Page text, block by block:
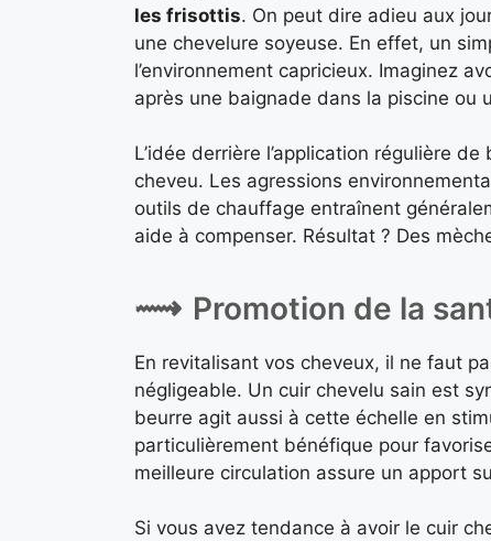
les frisottis. On peut dire adieu aux
une chevelure soyeuse. En effet, un
l’environnement capricieux. Imaginez
après une baignade dans la piscine ou
L’idée derrière l’application régulière
cheveu. Les agressions
outils de chauffage entraînent
aide à compenser. Résultat ? Des
Promotion de la
En revitalisant vos cheveux, il ne faut
négligeable. Un cuir chevelu sain est
beurre agit aussi à cette échelle en
particulièrement bénéfique pour
meilleure circulation assure un apport
Si vous avez tendance à avoir le cuir